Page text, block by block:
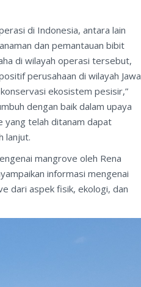
di Indonesia, antara lain
dan pemantauan bibit
di wilayah operasi tersebut,
perusahaan di wilayah Jawa
ekosistem pesisir,”
dengan baik dalam upaya
yang telah ditanam dapat
lanjut.
mangrove oleh Rena
informasi mengenai
dari aspek fisik, ekologi, dan